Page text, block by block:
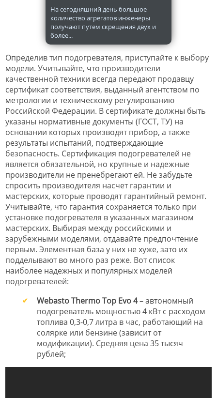
На сегодняшний день большое
количество агрегатов инженеры
получают путем скрещения двух и
более...
Определив тип подогревателя, приступайте к выбору
модели. Учитывайте, что производители
качественной техники всегда передают продавцу
сертификат соответствия, выданный агентством по
метрологии и техническому регулированию
Российской Федерации. В сертификате должны быть
указаны нормативные документы (ГОСТ, ТУ) на
основании которых производят прибор, а также
результаты испытаний, подтверждающие
безопасность. Сертификация подогревателей не
является обязательной, но крупные и надежные
производители не пренебрегают ей. Не забудьте
спросить производителя насчет гарантии и
мастерских, которые проводят гарантийный ремонт.
Учитывайте, что гарантия сохраняется только при
установке подогревателя в указанных магазином
мастерских. Выбирая между российскими и
зарубежными моделями, отдавайте предпочтение
первым. Элементная база у них не хуже, зато их
подделывают во много раз реже. Вот список
наиболее надежных и популярных моделей
подогревателей:
Webasto Thermo Top Evo 4– автономный
подогреватель мощностью 4 кВт с расходом
топлива 0,3-0,7 литра в час, работающий на
солярке или бензине (зависит от
модификации). Средняя цена 35 тысяч
рублей;